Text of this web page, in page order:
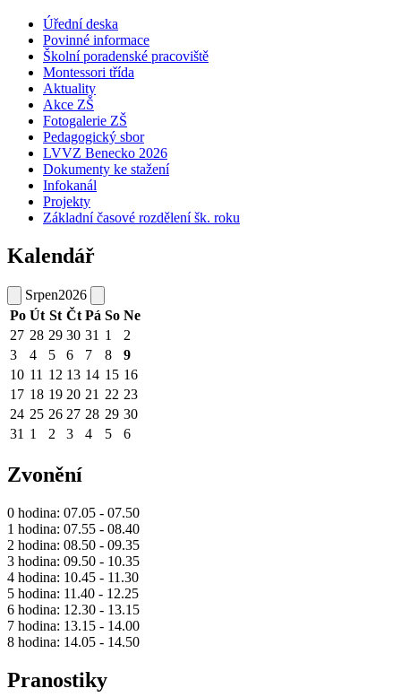
Úřední deska
Povinné informace
Školní poradenské pracoviště
Montessori třída
Aktuality
Akce ZŠ
Fotogalerie ZŠ
Pedagogický sbor
LVVZ Benecko 2026
Dokumenty ke stažení
Infokanál
Projekty
Základní časové rozdělení šk. roku
Kalendář
Srpen2026
Po Út St Čt Pá So Ne
27 28 29 30 31 1
2
3
4 5 6 7 8
9
10 11 12 13 14 15 16
17 18 19 20 21 22 23
24 25 26 27 28 29 30
31 1 2 3 4 5 6
Zvonění
0 hodina: 07.05 - 07.50
1 hodina: 07.55 - 08.40
2 hodina: 08.50 - 09.35
3 hodina: 09.50 - 10.35
4 hodina: 10.45 - 11.30
5 hodina: 11.40 - 12.25
6 hodina: 12.30 - 13.15
7 hodina: 13.15 - 14.00
8 hodina: 14.05 - 14.50
Pranostiky